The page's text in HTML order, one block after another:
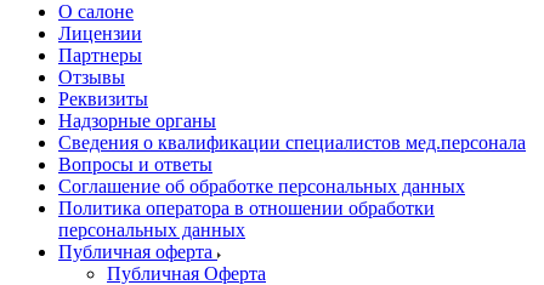
О салоне
Лицензии
Партнеры
Отзывы
Реквизиты
Надзорные органы
Сведения о квалификации специалистов мед.персонала
Вопросы и ответы
Соглашение об обработке персональных данных
Политика оператора в отношении обработки
персональных данных
Публичная оферта
Публичная Оферта